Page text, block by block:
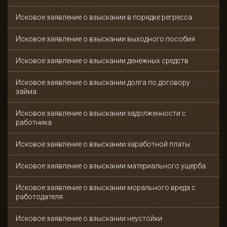
Исковое заявление о взыскании в порядке регресса
Исковое заявление о взыскании выходного пособия
Исковое заявление о взыскании денежных средств
Исковое заявление о взыскании долга по договору
займа
Исковое заявление о взыскании задолженности с
работника
Исковое заявление о взыскании заработной платы
Исковое заявление о взыскании материального ущерба
Исковое заявление о взыскании морального вреда с
работодателя
Исковое заявление о взыскании неустойки